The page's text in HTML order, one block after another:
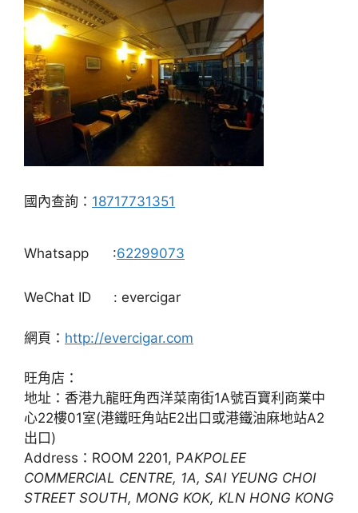
國內查詢： 18717731351
Whatsapp :62299073
WeChat ID : evercigar
網頁： http://evercigar.com
旺角店：
地址：香港九龍旺角西洋菜南街1A號百寶利商業中
心22樓01室(港鐵旺角站E2出口或港鐵油麻地站A2
出口)
Address：ROOM 2201, PAKPOLEE
COMMERCIAL CENTRE, 1A, SAI YEUNG CHOI
STREET SOUTH, MONG KOK, KLN HONG KONG